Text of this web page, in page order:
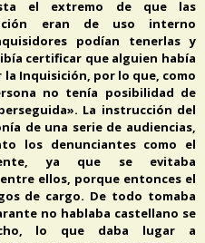
el extremo de que las
eran de uso interno
podían tenerlas y
certificar que alguien había
Inquisición, por lo que, como
no tenía posibilidad de
La instrucción del
de una serie de audiencias,
los denunciantes como el
ya que se evitaba
ellos, porque entonces el
de cargo. De todo tomaba
no hablaba castellano se
lo que daba lugar a